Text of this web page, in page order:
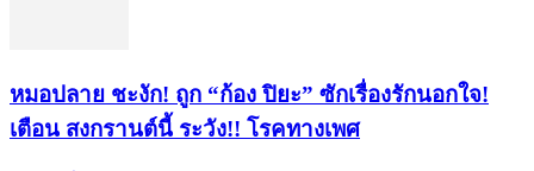
หมอปลาย ชะงัก! ถูก “ก้อง ปิยะ” ซักเรื่องรักนอกใจ!
เตือน สงกรานต์นี้ ระวัง!! โรคทางเพศ